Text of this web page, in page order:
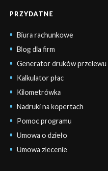
PRZYDATNE
Biura rachunkowe
Blog dla firm
Generator druków przelewu
Kalkulator płac
Kilometrówka
Nadruki na kopertach
Pomoc programu
Umowa o dzieło
Umowa zlecenie